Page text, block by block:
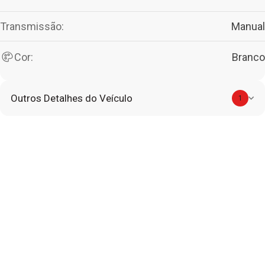
Transmissão: Manual
Cor: Branco
Outros Detalhes do Veículo 1